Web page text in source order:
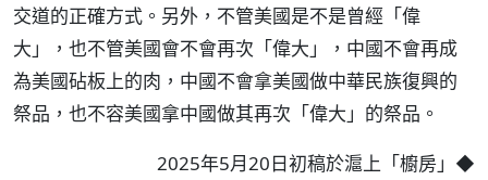
交道的正確方式。另外，不管美國是不是曾經「偉
大」，也不管美國會不會再次「偉大」，中國不會再成
為美國砧板上的肉，中國不會拿美國做中華民族復興的
祭品，也不容美國拿中國做其再次「偉大」的祭品。
2025年5月20日初稿於滬上「櫥房」◆